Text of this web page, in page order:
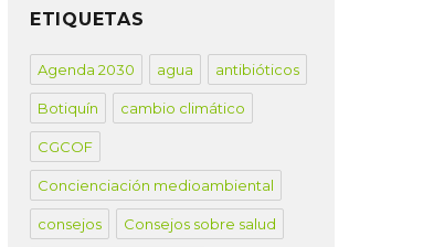
ETIQUETAS
Agenda 2030 agua antibióticos
Botiquín cambio climático
CGCOF
Concienciación medioambiental
consejos Consejos sobre salud